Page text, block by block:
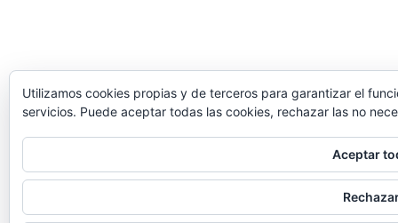
Utilizamos cookies propias y de terceros para garantizar el
servicios. Puede aceptar todas las cookies, rechazar las no
Aceptar